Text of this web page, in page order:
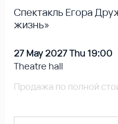
Спектакль Егора
жизнь»
27 May 2027 Thu 19:00
Theatre hall
Продажа по полной